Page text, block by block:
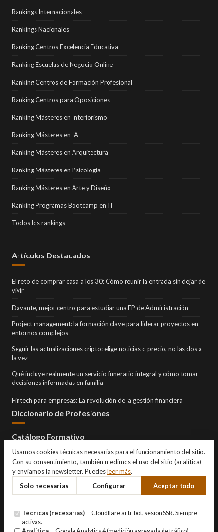
Rankings Internacionales
Rankings Nacionales
Ranking Centros Excelencia Educativa
Ranking Escuelas de Negocio Online
Ranking Centros de Formación Profesional
Ranking Centros para Oposiciones
Ranking Másteres en Interiorismo
Ranking Másteres en IA
Ranking Másteres en Arquitectura
Ranking Másteres en Psicología
Ranking Másteres en Arte y Diseño
Ranking Programas Bootcamp en IT
Todos los rankings
Artículos Destacados
El reto de comprar casa a los 30: Cómo reunir la entrada sin dejar de
vivir
Davante, mejor centro para estudiar una FP de Administración
Project management: la formación clave para liderar proyectos en
entornos complejos
Seguir las actualizaciones cripto: elige noticias o precio, no las dos a
la vez
Qué incluye realmente un servicio funerario integral y cómo tomar
decisiones informadas en familia
Fintech para empresas: La revolución de la gestión financiera
Diccionario de Profesiones
Catálogo Formativo
Usamos cookies técnicas necesarias para el funcionamiento del sitio.
Con su consentimiento, también medimos el uso del sitio (analítica)
y enviamos la newsletter. Puedesleer más.
Solo necesarias
Configurar Aceptar todo
Técnicas (necesarias) — Cloudflare anti-bot, sesión SSR. Siempre
activas.